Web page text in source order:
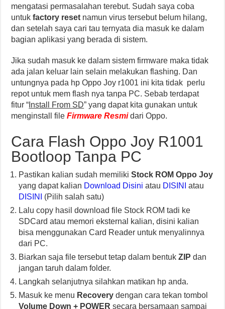
mengatasi permasalahan terebut. Sudah saya coba
untukfactory reset namun virus tersebut belum hilang,
dan setelah saya cari tau ternyata dia masuk ke dalam
bagian aplikasi yang berada di sistem.
Jika sudah masuk ke dalam sistem firmware maka tidak
ada jalan keluar lain selain melakukan flashing. Dan
untungnya pada hp Oppo Joy r1001 ini kita tidak perlu
repot untuk mem flash nya tanpa PC. Sebab terdapat
fitur “ Install From SD” yang dapat kita gunakan untuk
menginstall fileFirmware Resmidari Oppo.
Cara Flash Oppo Joy R1001
Bootloop Tanpa PC
Pastikan kalian sudah memilikiStock ROM Oppo Joy
yang dapat kalian Download Disini atau DISINI
atau
DISINI
(Pilih salah satu)
Lalu copy hasil download file Stock ROM tadi ke
SDCard atau memori eksternal kalian, disini kalian
bisa menggunakan Card Reader untuk menyalinnya
dari PC.
Biarkan saja file tersebut tetap dalam bentukZIP dan
jangan taruh dalam folder.
Langkah selanjutnya silahkan matikan hp anda.
Masuk ke menu Recovery dengan cara tekan tombol
Volume Down + POWER secara bersamaan sampai